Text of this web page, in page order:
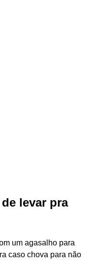
levar pra
um agasalho para
caso chova para não